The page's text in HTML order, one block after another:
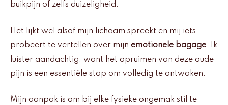
buikpijn of zelfs duizeligheid.
Het lijkt wel alsof mijn lichaam spreekt en mij iets
probeert te vertellen over mijn emotionele bagage. Ik
luister aandachtig, want het opruimen van deze oude
pijn is een essentiële stap om volledig te ontwaken.
Mijn aanpak is om bij elke fysieke ongemak stil te